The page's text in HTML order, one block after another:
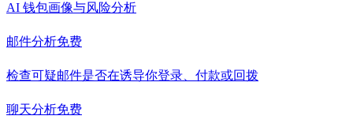
AI 钱包画像与风险分析
邮件分析免费
检查可疑邮件是否在诱导你登录、付款或回拨
聊天分析免费